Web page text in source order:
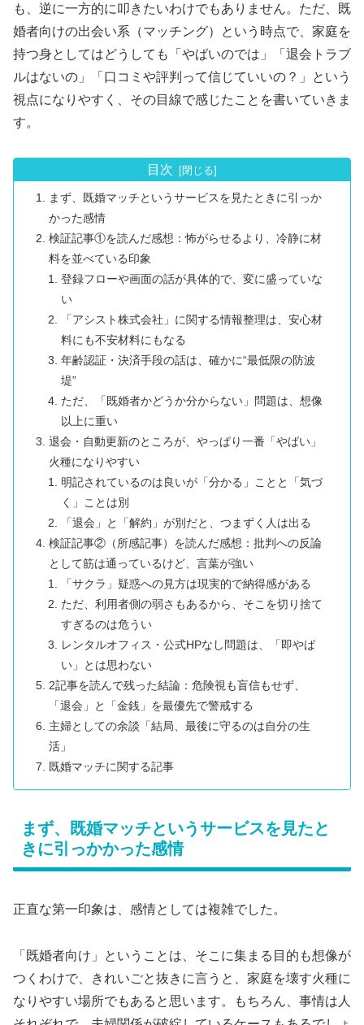
も、逆に一方的に叩きたいわけでもありません。ただ、既
婚者向けの出会い系（マッチング）という時点で、家庭を
持つ身としてはどうしても「やばいのでは」「退会トラブ
ルはないの」「口コミや評判って信じていいの？」という
視点になりやすく、その目線で感じたことを書いていきま
す。
目次
まず、既婚マッチというサービスを見たときに引っか
かった感情
検証記事①を読んだ感想：怖がらせるより、冷静に材
料を並べている印象
登録フローや画面の話が具体的で、変に盛っていな
い
「アシスト株式会社」に関する情報整理は、安心材
料にも不安材料にもなる
年齢認証・決済手段の話は、確かに“最低限の防波
堤”
ただ、「既婚者かどうか分からない」問題は、想像
以上に重い
退会・自動更新のところが、やっぱり一番「やばい」
火種になりやすい
明記されているのは良いが「分かる」ことと「気づ
く」ことは別
「退会」と「解約」が別だと、つまずく人は出る
検証記事②（所感記事）を読んだ感想：批判への反論
として筋は通っているけど、言葉が強い
「サクラ」疑惑への見方は現実的で納得感がある
ただ、利用者側の弱さもあるから、そこを切り捨て
すぎるのは危うい
レンタルオフィス・公式HPなし問題は、「即やば
い」とは思わない
2記事を読んで残った結論：危険視も盲信もせず、
「退会」と「金銭」を最優先で警戒する
主婦としての余談「結局、最後に守るのは自分の生
活」
既婚マッチに関する記事
まず、既婚マッチというサービスを見たと
きに引っかかった感情
正直な第一印象は、感情としては複雑でした。
「既婚者向け」ということは、そこに集まる目的も想像が
つくわけで、きれいごと抜きに言うと、家庭を壊す火種に
なりやすい場所でもあると思います。もちろん、事情は人